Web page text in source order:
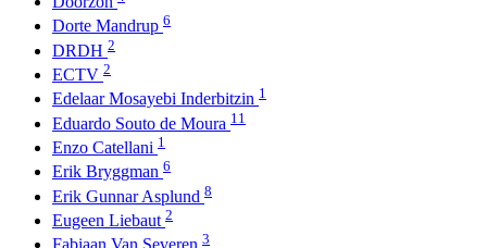
Dorte Mandrup 6
DRDH 2
ECTV 2
Edelaar Mosayebi Inderbitzin 1
Eduardo Souto de Moura 11
Enzo Catellani 1
Erik Bryggman 6
Erik Gunnar Asplund 8
Eugeen Liebaut 2
3